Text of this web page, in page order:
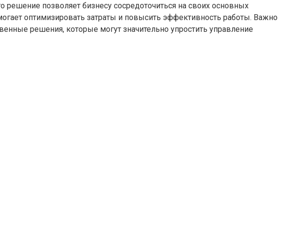
решение позволяет бизнесу сосредоточиться на своих основных
оптимизировать затраты и повысить эффективность работы. Важно
решения, которые могут значительно упростить управление